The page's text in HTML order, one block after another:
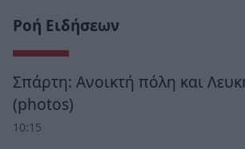
Ροή Ειδήσεων
Σπάρτη: Ανοικτή πόλη και
(photos)
10:15